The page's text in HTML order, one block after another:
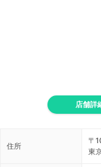
店舗詳
住所
〒
東